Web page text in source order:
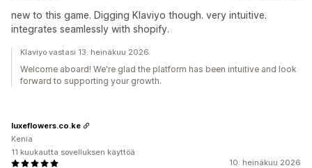
new to this game. Digging Klaviyo though. very intuitive.
integrates seamlessly with shopify.
Klaviyo vastasi 13. heinäkuu 2026
Welcome aboard! We're glad the platform has been intuitive and look
forward to supporting your growth.
10. heinäkuu 2026
luxeflowers.co.ke
Kenia
11 kuukautta sovelluksen käyttöä